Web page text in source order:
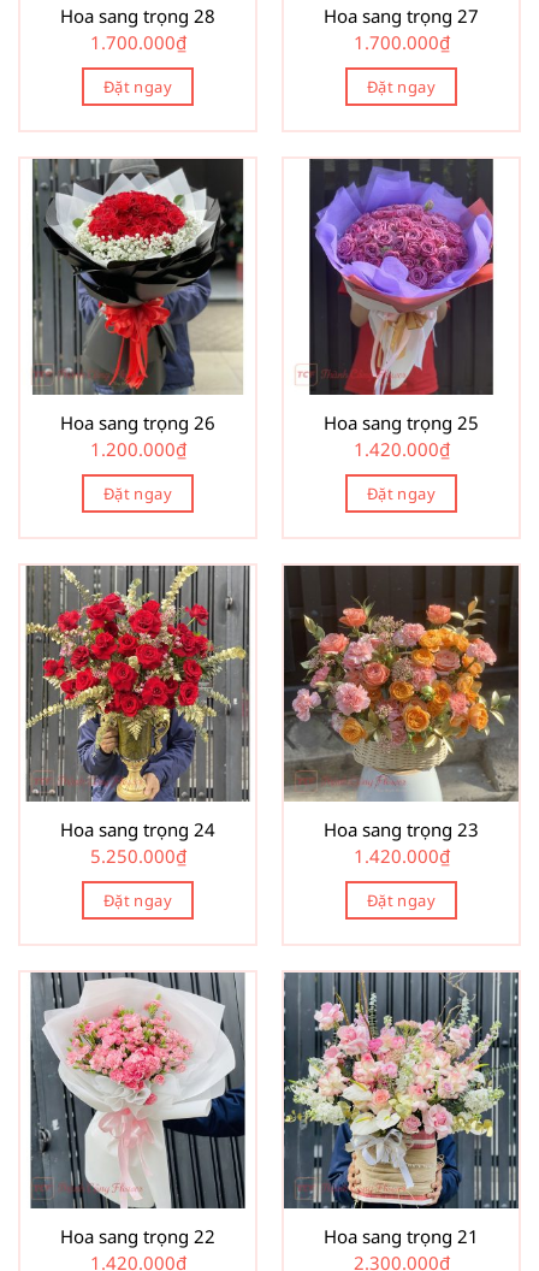
Hoa sang trọng 28
1.700.000₫
Đặt ngay
Hoa sang trọng 27
1.700.000₫
Đặt ngay
Hoa sang trọng 26
1.200.000₫
Đặt ngay
Hoa sang trọng 25
1.420.000₫
Đặt ngay
Hoa sang trọng 24
5.250.000₫
Đặt ngay
Hoa sang trọng 23
1.420.000₫
Đặt ngay
Hoa sang trọng 22
1.420.000₫
Hoa sang trọng 21
2.300.000₫